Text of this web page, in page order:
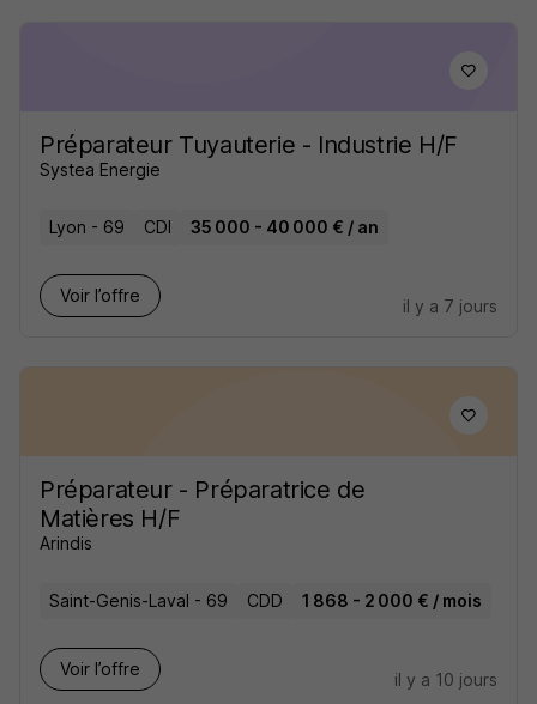
Préparateur Tuyauterie - Industrie H/F
Systea Energie
Lyon - 69 CDI 35 000 - 40 000 € / an
Voir l’offre
il y a 7 jours
Préparateur - Préparatrice de
Matières H/F
Arindis
Saint-Genis-Laval - 69 CDD 1 868 - 2 000 € / mois
Voir l’offre
il y a 10 jours